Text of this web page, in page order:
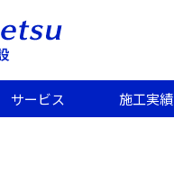
サービス 施工実績